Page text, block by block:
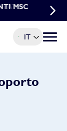
MSC
IT Menu